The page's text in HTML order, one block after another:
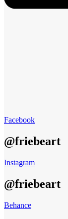
Facebook
@friebeart
Instagram
@friebeart
Behance